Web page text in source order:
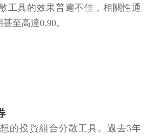
工具的效果普遍不佳，相關性通
至高達0.90。
的投資組合分散工具。過去3年